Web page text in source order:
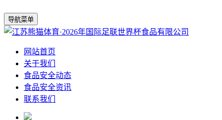
导航菜单
网站首页
关于我们
食品安全动态
食品安全资讯
联系我们